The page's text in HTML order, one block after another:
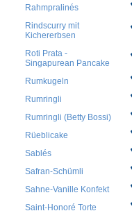
Rahmpralinés
Rindscurry mit
Kichererbsen
Roti Prata -
Singapurean Pancake
Rumkugeln
Rumringli
Rumringli (Betty Bossi)
Rüeblicake
Sablés
Safran-Schümli
Sahne-Vanille Konfekt
Saint-Honoré Torte